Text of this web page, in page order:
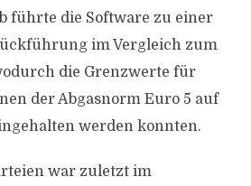
führte die Software zu einer
im Vergleich zum
die Grenzwerte für
der Abgasnorm Euro 5 auf
werden konnten.
war zuletzt im